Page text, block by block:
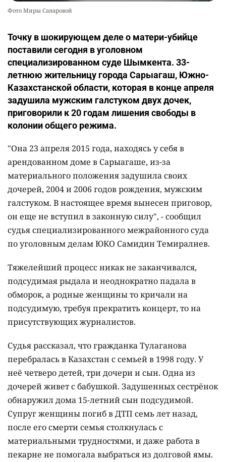
Фото Миры Сапаровой
Точку в шокирующем деле о матери-убийце
поставили сегодня в уголовном
специализированном суде Шымкента. 33-
летнюю жительницу города Сарыагаш, Южно-
Казахстанской области, которая в конце апреля
задушила мужским галстуком двух дочек,
приговорили к 20 годам лишения свободы в
колонии общего режима.
"Она 23 апреля 2015 года, находясь у себя в
арендованном доме в Сарыагаше, из-за
материального положения задушила своих
дочерей, 2004 и 2006 годов рождения, мужским
галстуком. В настоящее время вынесен приговор,
он еще не вступил в законную силу", - сообщил
судья специализированного межрайонного суда
по уголовным делам ЮКО Самидин Темиралиев.
Тяжелейший процесс никак не заканчивался,
подсудимая рыдала и неоднократно падала в
обморок, а родные женщины то кричали на
подсудимую, требуя прекратить концерт, то на
присутствующих журналистов.
Судья рассказал, что гражданка Тулаганова
перебралась в Казахстан с семьей в 1998 году. У
неё четверо детей, три дочери и сын. Одна из
дочерей живет с бабушкой. Задушенных сестрёнок
обнаружил дома 15-летний сын подсудимой.
Супруг женщины погиб в ДТП семь лет назад,
после его смерти семья столкнулась с
материальными трудностями, и даже работа в
пекарне не помогала выбраться из долговой ямы.